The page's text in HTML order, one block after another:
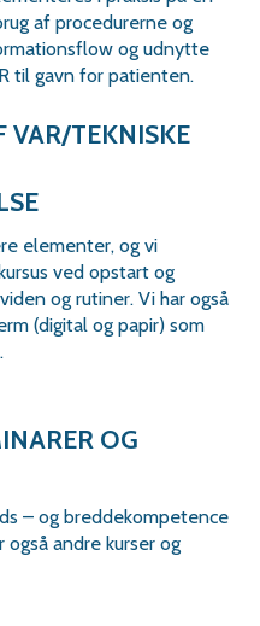
af procedurerne og
og udnytte
til gavn for patienten.
VAR/TEKNISKE
elementer, og vi
ved opstart og
og rutiner. Vi har også
(digital og papir) som
OG
– og breddekompetence
andre kurser og